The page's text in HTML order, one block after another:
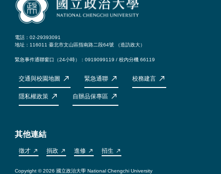
電話：02-29393091
地址：116011 臺北市文山區指南路二段64號 （造訪政大）
緊急事件通聯窗口（24小時）：0919099119 / 校內分機 66119
交通與校園地圖 緊急通聯 校務建言
隱私權政策 自辦品保專區
其他連結
徵才 捐政 進修 招生
Copyright © 2026 國立政治大學 National Chengchi University